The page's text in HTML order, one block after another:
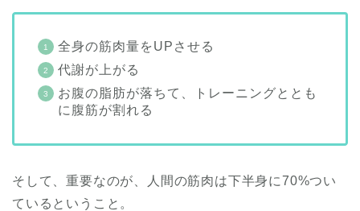
全身の筋肉量をUPさせる
代謝が上がる
お腹の脂肪が落ちて、トレーニングととも
に腹筋が割れる
そして、重要なのが、人間の筋肉は下半身に70%つい
ているということ。